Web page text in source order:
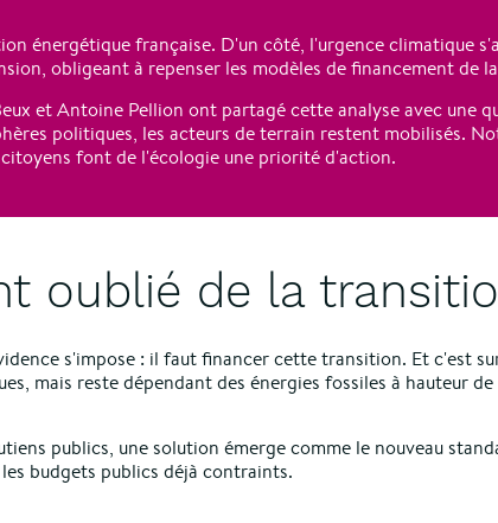
énergétique française. D'un côté, l'urgence climatique
obligeant à repenser les modèles de financement de
et Antoine Pellion ont partagé cette analyse avec
politiques, les acteurs de terrain restent mobilisés.
font de l'écologie une priorité d'action.
oublié de la
s'impose : il faut financer cette transition. Et c'est
mais reste dépendant des énergies fossiles à hauteur
publics, une solution émerge comme le nouveau
budgets publics déjà contraints.